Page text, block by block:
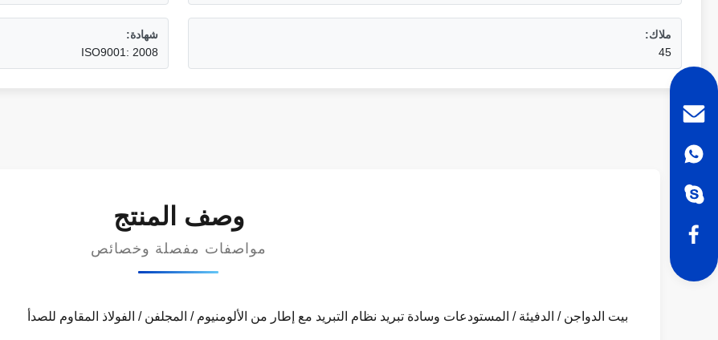
ملاك:
45
شهادة:
ISO9001: 2008
وصف المنتج
مواصفات مفصلة وخصائص
بيت الدواجن / الدفيئة / المستودعات وسادة تبريد نظام التبريد مع إطار من الألومنيوم / المجلفن / الفولاذ المقاوم للصدأ